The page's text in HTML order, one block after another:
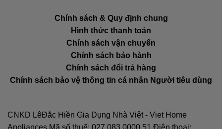
Chính sách & Quy định chung
Hình thức thanh toán
Chính sách vận chuyển
Chính sách bảo hành
Chính sách đổi trả hàng
Chính sách bảo vệ thông tin cá nhân Người tiêu dùng
CNKD LêĐắc Hiền Gia Dụng Nhà Việt - Viet Home
Appliances Mã số thuế: 027.083.0000.51 Điện thoại: